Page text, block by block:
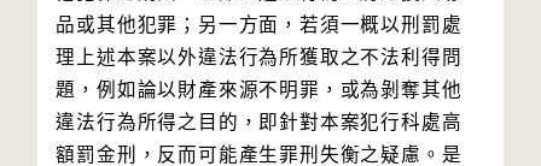
品或其他犯罪；另一方面，若須一概以刑罰處
理上述本案以外違法行為所獲取之不法利得問
題，例如論以財產來源不明罪，或為剝奪其他
違法行為所得之目的，即針對本案犯行科處高
額罰金刑，反而可能產生罪刑失衡之疑慮。是